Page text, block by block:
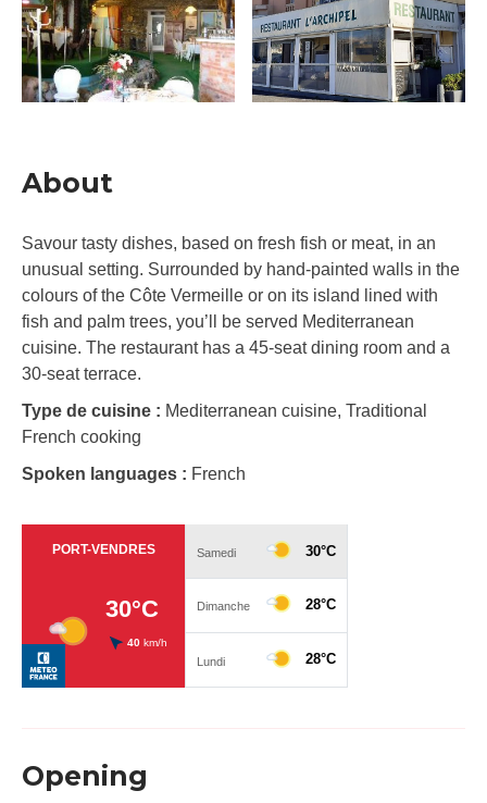
About
Savour tasty dishes, based on fresh fish or meat, in an
unusual setting. Surrounded by hand-painted walls in the
colours of the Côte Vermeille or on its island lined with
fish and palm trees, you’ll be served Mediterranean
cuisine. The restaurant has a 45-seat dining room and a
30-seat terrace.
Type de cuisine : Mediterranean cuisine, Traditional
French cooking
Spoken languages : French
Opening